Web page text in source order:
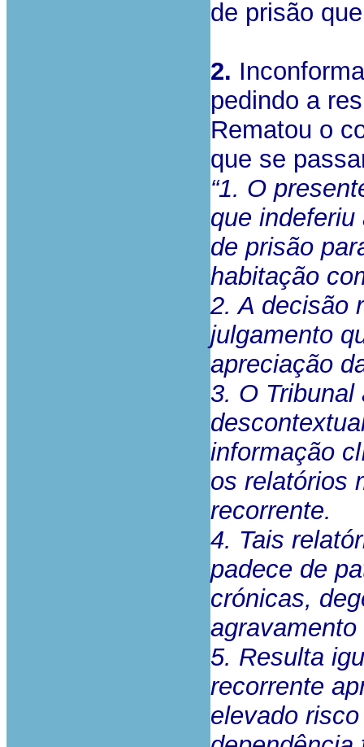
de prisão
2.
pedindo a
Rematou o
que se
“1. O
que
de prisão
habitação
2. A decisão
julgamento
apreciação
3. O
informação
os relatórios
recorrente.
4. Tais
padece de
crónicas,
5. Resulta
recorrente
elevado